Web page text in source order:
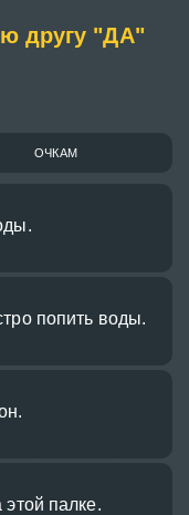
другу "ДА"
ОЧКАМ
попить воды.
палке.